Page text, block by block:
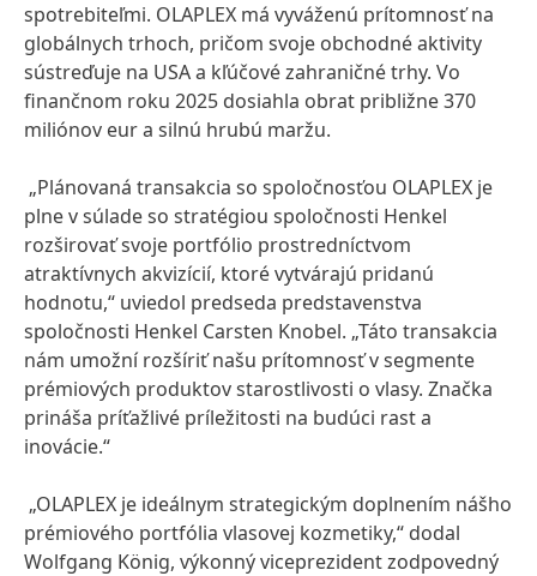
spotrebiteľmi. OLAPLEX má vyváženú prítomnosť na
globálnych trhoch, pričom svoje obchodné aktivity
sústreďuje na USA a kľúčové zahraničné trhy. Vo
finančnom roku 2025 dosiahla obrat približne 370
miliónov eur a silnú hrubú maržu.
„Plánovaná transakcia so spoločnosťou OLAPLEX je
plne v súlade so stratégiou spoločnosti Henkel
rozširovať svoje portfólio prostredníctvom
atraktívnych akvizícií, ktoré vytvárajú pridanú
hodnotu,“ uviedol predseda predstavenstva
spoločnosti Henkel Carsten Knobel. „Táto transakcia
nám umožní rozšíriť našu prítomnosť v segmente
prémiových produktov starostlivosti o vlasy. Značka
prináša príťažlivé príležitosti na budúci rast a
inovácie.“
„OLAPLEX je ideálnym strategickým doplnením nášho
prémiového portfólia vlasovej kozmetiky,“ dodal
Wolfgang König, výkonný viceprezident zodpovedný